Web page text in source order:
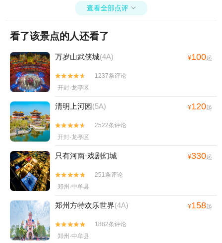
查看全部点评 
看了该景点的人还看了
万岁山武侠城(4A) ¥100起


1237条评论
开封·龙亭区
清明上河园(5A) ¥120起


2522条评论
开封·龙亭区
只有河南·戏剧幻城 ¥330起


251条评论
郑州·中牟县
郑州方特欢乐世界(4A) ¥158起


1882条评论
郑州·中牟县